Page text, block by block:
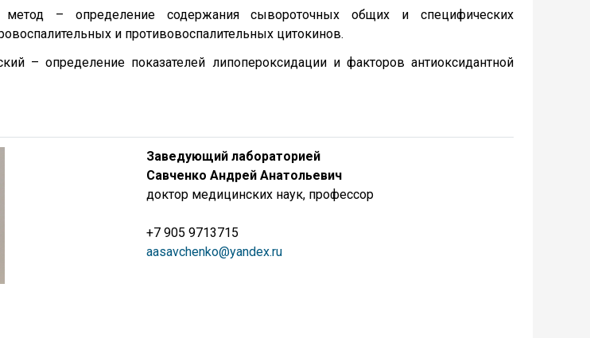
– определение содержания сывороточных общих и специфических
и противовоспалительных цитокинов.
– определение показателей липопероксидации и факторов антиоксидантной
Заведующий лабораторией
Савченко Андрей Анатольевич
доктор медицинских наук, профессор
+7 905 9713715
aasavchenko@yandex.ru